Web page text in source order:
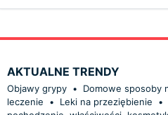
AKTUALNE TRENDY
Objawy grypy • Domowe sposoby
leczenie
• Leki na przeziębienie •